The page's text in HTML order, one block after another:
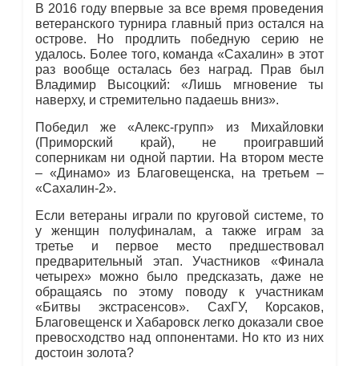
В 2016 году впервые за все время проведения
ветеранского турнира главный приз остался на
острове. Но продлить победную серию не
удалось. Более того, команда «Сахалин» в этот
раз вообще осталась без наград. Прав был
Владимир Высоцкий: «Лишь мгновение ты
наверху, и стремительно падаешь вниз».
Победил же «Алекс-групп» из Михайловки
(Приморский край), не проигравший
соперникам ни одной партии. На втором месте
– «Динамо» из Благовещенска, на третьем –
«Сахалин-2».
Если ветераны играли по круговой системе, то
у женщин полуфиналам, а также играм за
третье и первое место предшествовал
предварительный этап. Участников «Финала
четырех» можно было предсказать, даже не
обращаясь по этому поводу к участникам
«Битвы экстрасенсов». СахГУ, Корсаков,
Благовещенск и Хабаровск легко доказали свое
превосходство над оппонентами. Но кто из них
достоин золота?